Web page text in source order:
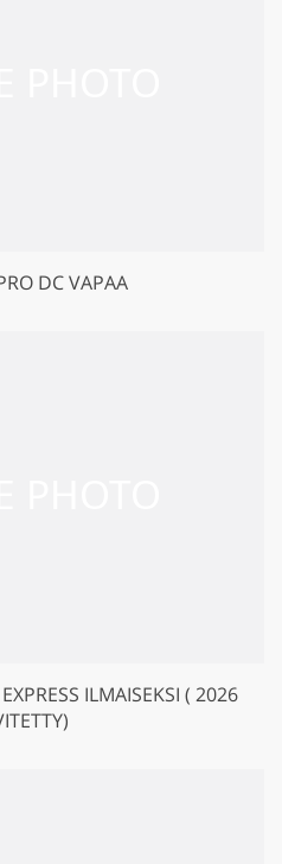
DC VAPAA
ILMAISEKSI ( 2026